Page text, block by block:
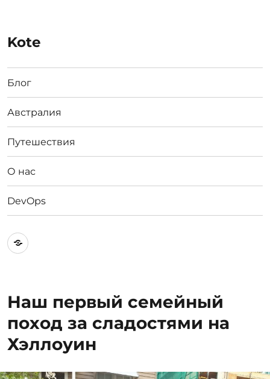
Kote
Блог
Австралия
Путешествия
О нас
DevOps
Австралия
Наш первый семейный
поход за сладостями на
Хэллоуин